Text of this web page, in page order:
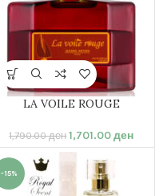
LA VOILE ROUGE
1,790.00ден 1,701.00ден
-15%